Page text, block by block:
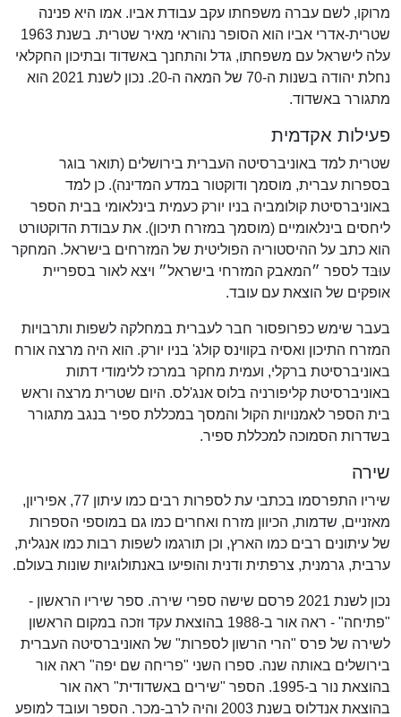
מרוקו, לשם עברה משפחתו עקב עבודת אביו. אמו היא פנינה
שטרית-אדרי אביו הוא הסופר נהוראי מאיר שטרית. בשנת 1963
עלה לישראל עם משפחתו, גדל והתחנך באשדוד ובתיכון החקלאי
נחלת יהודה בשנות ה-70 של המאה ה-20. נכון לשנת 2021 הוא
מתגורר באשדוד.
פעילות אקדמית
שטרית למד באוניברסיטה העברית בירושלים (תואר בוגר
בספרות עברית, מוסמך ודוקטור במדע המדינה). כן למד
באוניברסיטת קולומביה בניו יורק כעמית בינלאומי בבית הספר
ליחסים בינלאומיים (מוסמך במזרח תיכון). את עבודת הדוקטורט
הוא כתב על ההיסטוריה הפוליטית של המזרחים בישראל. המחקר
עוּבּד לספר ״המאבק המזרחי בישראל״ ויצא לאור בספריית
אופקים של הוצאת עם עובד.
בעבר שימש כפרופסור חבר לעברית במחלקה לשפות ותרבויות
המזרח התיכון ואסיה בקווינס קולג' בניו יורק. הוא היה מרצה אורח
באוניברסיטת ברקלי, ועמית מחקר במרכז ללימודי דתות
באוניברסיטת קליפורניה בלוס אנג'לס. היום שטרית מרצה וראש
בית הספר לאמנויות הקול והמסך במכללת ספיר בנגב מתגורר
בשדרות הסמוכה למכללת ספיר.
שירה
שיריו התפרסמו בכתבי עת לספרות רבים כמו עיתון 77, אפיריון,
מאזניים, שדמות, הכיוון מזרח ואחרים כמו גם במוספי הספרות
של עיתונים רבים כמו הארץ, וכן תורגמו לשפות רבות כמו אנגלית,
ערבית, גרמנית, צרפתית ודנית והופיעו באנתולוגיות שונות בעולם.
נכון לשנת 2021 פרסם שישה ספרי שירה. ספר שיריו הראשון -
"פתיחה" - ראה אור ב-1988 בהוצאת עקד וזכה במקום הראשון
לשירה של פרס "הרי הרשון לספרות" של האוניברסיטה העברית
בירושלים באותה שנה. ספרו השני "פריחה שם יפה" ראה אור
בהוצאת נור ב-1995. הספר "שירים באשדודית" ראה אור
בהוצאת אנדלוס בשנת 2003 והיה לרב-מכר. הספר ועובד למופע